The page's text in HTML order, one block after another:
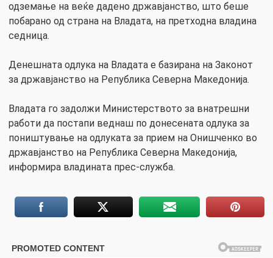
одземање на веќе дадено државјанство, што беше
побарано од страна на Владата, на претходна владина
седница.
Денешната одлука на Владата е базирана на Законот
за државјанство на Република Северна Македонија.
Владата го задолжи Министерството за внатрешни
работи да постапи веднаш по донесената одлука за
поништување на одлуката за прием на Онишченко во
државјанство на Република Северна Македонија,
информира владината прес-служба.